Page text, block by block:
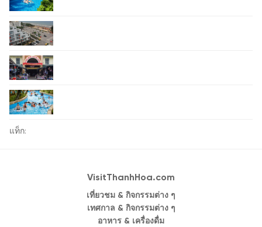
แท็ก:
VisitThanhHoa.com
เที่ยวชม & กิจกรรมต่าง ๆ
เทศกาล & กิจกรรมต่าง ๆ
อาหาร & เครื่องดื่ม